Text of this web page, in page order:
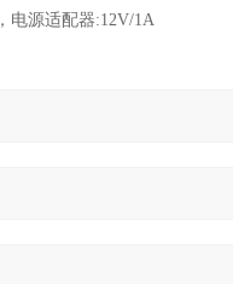
电源适配器:12V/1A